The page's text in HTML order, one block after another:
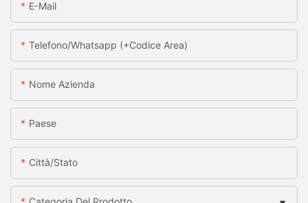
E-Mail
Telefono/whatsapp (+codice Area)
Nome Azienda
Paese
Città/stato